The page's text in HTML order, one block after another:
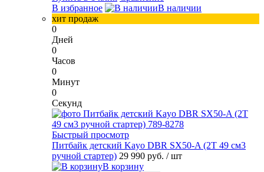
В избранное
В наличии
хит продаж
0
Дней
0
Часов
0
Минут
0
Секунд
Быстрый просмотр
Питбайк детский Kayo DBR SX50-A (2T 49 см3
ручной стартер) 29 990 руб. / шт
В корзину